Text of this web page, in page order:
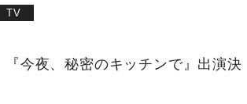
TV
今夜、秘密のキッチンで』出演決